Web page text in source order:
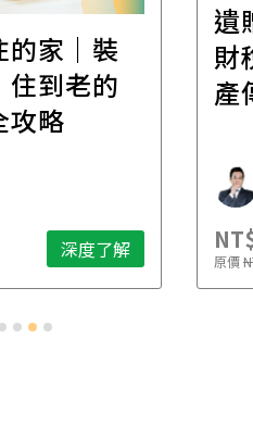
的家｜裝
住到老的
攻略
深度了解
遺
財
產
原價